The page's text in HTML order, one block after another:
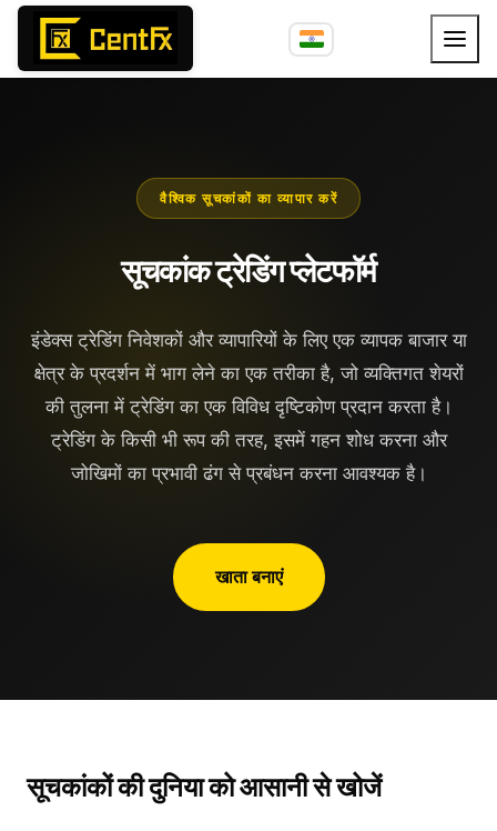
वैश्विक सूचकांकों का व्यापार करें
सूचकांक ट्रेडिंग प्लेटफॉर्म
इंडेक्स ट्रेडिंग निवेशकों और व्यापारियों के लिए एक व्यापक बाजार या
क्षेत्र के प्रदर्शन में भाग लेने का एक तरीका है, जो व्यक्तिगत शेयरों
की तुलना में ट्रेडिंग का एक विविध दृष्टिकोण प्रदान करता है।
ट्रेडिंग के किसी भी रूप की तरह, इसमें गहन शोध करना और
जोखिमों का प्रभावी ढंग से प्रबंधन करना आवश्यक है।
खाता बनाएं
सूचकांकों की दुनिया को आसानी से खोजें